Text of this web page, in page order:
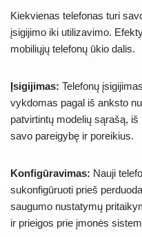
Kiekvienas telefonas turi
įsigijimo iki utilizavimo.
mobiliųjų telefonų ūkio dalis.
Įsigijimas: Telefonų
vykdomas pagal iš anksto
patvirtintų modelių sąrašą,
savo pareigybę ir poreikius.
Konfigūravimas: Nauji
sukonfigūruoti prieš
saugumo nustatymų
ir prieigos prie įmonės